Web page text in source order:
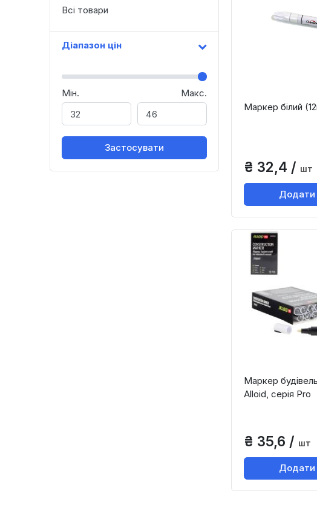
Всі товари
Діапазон цін
Мін. Макс.
Застосувати
Маркер білий
₴ 32,4 / шт
Додати
Маркер
Alloid, серія Pro
₴ 35,6 / шт
Додати